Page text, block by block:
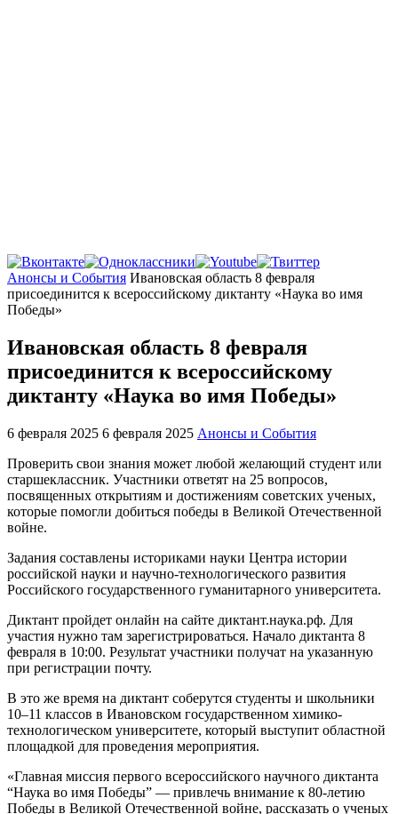
Главная
Анонсы и События Ивановская область 8 февраля
присоединится к всероссийскому диктанту «Наука во имя
Победы»
Ивановская область 8 февраля
присоединится к всероссийскому
диктанту «Наука во имя Победы»
6 февраля 2025 6 февраля 2025 Анонсы и События
Проверить свои знания может любой желающий студент или
старшеклассник. Участники ответят на 25 вопросов,
посвященных открытиям и достижениям советских ученых,
которые помогли добиться победы в Великой Отечественной
войне.
Задания составлены историками науки Центра истории
российской науки и научно-технологического развития
Российского государственного гуманитарного университета.
Диктант пройдет онлайн на сайте диктант.наука.рф. Для
участия нужно там зарегистрироваться. Начало диктанта 8
февраля в 10:00. Результат участники получат на указанную
при регистрации почту.
В это же время на диктант соберутся студенты и школьники
10–11 классов в Ивановском государственном химико-
технологическом университете, который выступит областной
площадкой для проведения мероприятия.
«Главная миссия первого всероссийского научного диктанта
“Наука во имя Победы” — привлечь внимание к 80-летию
Победы в Великой Отечественной войне, рассказать о ученых